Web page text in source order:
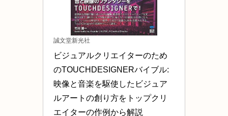
誠文堂新光社
ビジュアルクリエイターのため
のTOUCHDESIGNERバイブル:
映像と音楽を駆使したビジュア
ルアートの創り方をトップクリ
エイターの作例から解説